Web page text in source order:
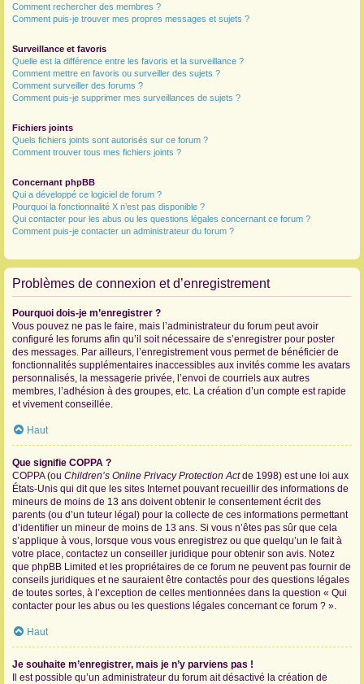
Comment rechercher des membres ?
Comment puis-je trouver mes propres messages et sujets ?
Surveillance et favoris
Quelle est la différence entre les favoris et la surveillance ?
Comment mettre en favoris ou surveiller des sujets ?
Comment surveiller des forums ?
Comment puis-je supprimer mes surveillances de sujets ?
Fichiers joints
Quels fichiers joints sont autorisés sur ce forum ?
Comment trouver tous mes fichiers joints ?
Concernant phpBB
Qui a développé ce logiciel de forum ?
Pourquoi la fonctionnalité X n’est pas disponible ?
Qui contacter pour les abus ou les questions légales concernant ce forum ?
Comment puis-je contacter un administrateur du forum ?
Problèmes de connexion et d’enregistrement
Pourquoi dois-je m’enregistrer ?
Vous pouvez ne pas le faire, mais l’administrateur du forum peut avoir
configuré les forums afin qu’il soit nécessaire de s’enregistrer pour poster
des messages. Par ailleurs, l’enregistrement vous permet de bénéficier de
fonctionnalités supplémentaires inaccessibles aux invités comme les avatars
personnalisés, la messagerie privée, l’envoi de courriels aux autres
membres, l’adhésion à des groupes, etc. La création d’un compte est rapide
et vivement conseillée.
Haut
Que signifie COPPA ?
COPPA (ou Children’s Online Privacy Protection Actde 1998) est une loi aux
États-Unis qui dit que les sites Internet pouvant recueillir des informations de
mineurs de moins de 13 ans doivent obtenir le consentement écrit des
parents (ou d’un tuteur légal) pour la collecte de ces informations permettant
d’identifier un mineur de moins de 13 ans. Si vous n’êtes pas sûr que cela
s’applique à vous, lorsque vous vous enregistrez ou que quelqu’un le fait à
votre place, contactez un conseiller juridique pour obtenir son avis. Notez
que phpBB Limited et les propriétaires de ce forum ne peuvent pas fournir de
conseils juridiques et ne sauraient être contactés pour des questions légales
de toutes sortes, à l’exception de celles mentionnées dans la question « Qui
contacter pour les abus ou les questions légales concernant ce forum ? ».
Haut
Je souhaite m’enregistrer, mais je n’y parviens pas !
Il est possible qu’un administrateur du forum ait désactivé la création de